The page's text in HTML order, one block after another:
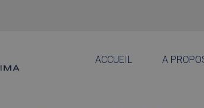
ACCUEIL A